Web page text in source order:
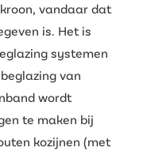
vandaar dat
is. Het is
systemen
van
wordt
te maken bij
kozijnen (met